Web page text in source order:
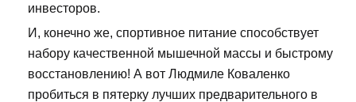
инвесторов.
И, конечно же, спортивное питание способствует
набору качественной мышечной массы и быстрому
восстановлению! А вот Людмиле Коваленко
пробиться в пятерку лучших предварительного в